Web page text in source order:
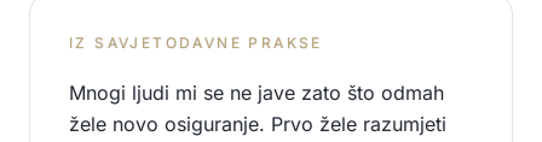
IZ SAVJETODAVNE PRAKSE
Mnogi ljudi mi se ne jave zato što odmah
žele novo osiguranje. Prvo žele razumjeti